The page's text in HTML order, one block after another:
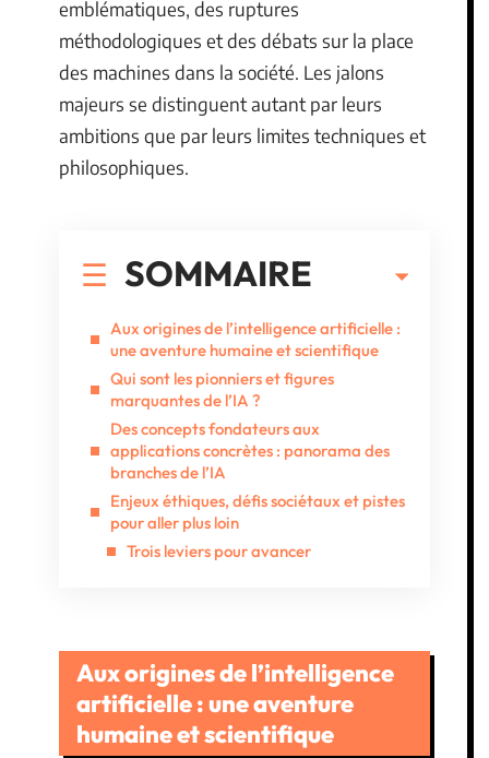
emblématiques, des ruptures
méthodologiques et des débats sur la place
des machines dans la société. Les jalons
majeurs se distinguent autant par leurs
ambitions que par leurs limites techniques et
philosophiques.
SOMMAIRE
Aux origines de l’intelligence artificielle :
une aventure humaine et scientifique
Qui sont les pionniers et figures
marquantes de l’IA ?
Des concepts fondateurs aux
applications concrètes : panorama des
branches de l’IA
Enjeux éthiques, défis sociétaux et pistes
pour aller plus loin
Trois leviers pour avancer
Aux origines de l’intelligence
artificielle : une aventure
humaine et scientifique